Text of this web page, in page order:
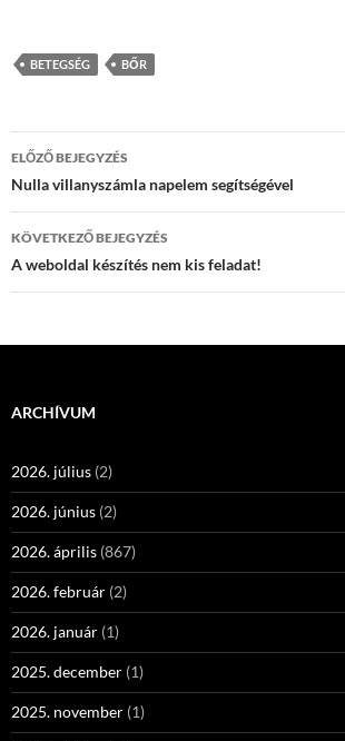
BETEGSÉG BŐR
Bejegyzések
navigációja
ELŐZŐ BEJEGYZÉS
Nulla villanyszámla napelem segítségével
KÖVETKEZŐ BEJEGYZÉS
A weboldal készítés nem kis feladat!
ARCHÍVUM
2026. július (2)
2026. június (2)
2026. április (867)
2026. február (2)
2026. január (1)
2025. december (1)
2025. november (1)